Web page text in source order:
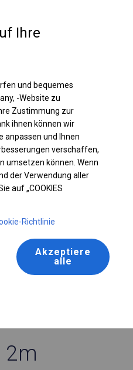
2m
Ihre
und bequemes
-Website zu
Zustimmung zur
ihnen können wir
anpassen und Ihnen
verschaffen,
umsetzen können. Wenn
der Verwendung aller
auf „COOKIES
Richtlinie
Akzeptiere
alle